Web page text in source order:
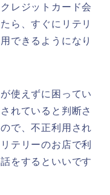
レジットカード会
ら、すぐにリテリ
できるようになり
使えずに困ってい
れていると判断さ
で、不正利用され
テリーのお店で利
をするといいです